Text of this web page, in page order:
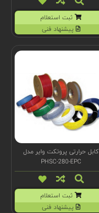
ثبت استعلام
پیشنهاد فنی
کابل حرارتی پروتکت وایر مدل
PHSC-280-EPC
ثبت استعلام
پیشنهاد فنی